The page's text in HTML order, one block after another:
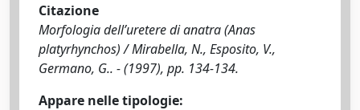
Citazione
Morfologia dell’uretere di anatra (Anas
platyrhynchos) / Mirabella, N., Esposito, V.,
Germano, G.. - (1997), pp. 134-134.
Appare nelle tipologie: